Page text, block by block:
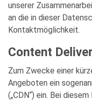
unserer
an die in dieser
Kontaktmöglichkeit.
Content
Zum Zwecke einer
Angeboten ein
(„CDN“) ein. Bei